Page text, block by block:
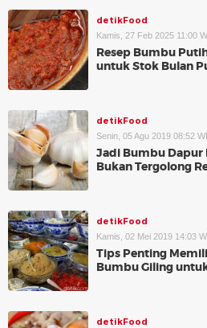
detikFood
Kamis, 27 Feb 2025 11:00
Resep Bumbu
untuk Stok Bulan
detikFood
Senin, 05 Agu 2019 08:52
Jadi Bumbu Dapur
Bukan Tergolong
detikFood
Kamis, 02 Mei 2019 14:03
Tips Penting
Bumbu Giling
detikFood